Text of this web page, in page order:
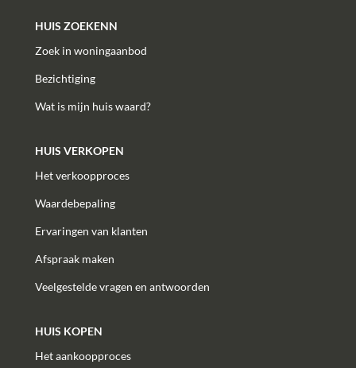
HUIS ZOEKENN
Zoek in woningaanbod
Bezichtiging
Wat is mijn huis waard?
HUIS VERKOPEN
Het verkoopproces
Waardebepaling
Ervaringen van klanten
Afspraak maken
Veelgestelde vragen en antwoorden
HUIS KOPEN
Het aankoopproces